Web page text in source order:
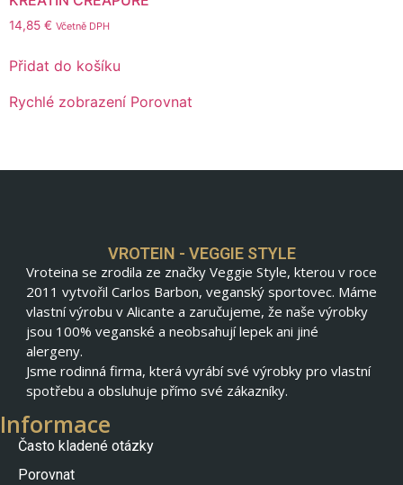
14,85 € Včetně DPH
Přidat do košíku
Rychlé zobrazení Porovnat
VROTEIN - VEGGIE STYLE
Vroteina se zrodila ze značky Veggie Style, kterou v roce
2011 vytvořil Carlos Barbon, veganský sportovec. Máme
vlastní výrobu v Alicante a zaručujeme, že naše výrobky
jsou 100% veganské a neobsahují lepek ani jiné
alergeny.
Jsme rodinná firma, která vyrábí své výrobky pro vlastní
spotřebu a obsluhuje přímo své zákazníky.
Informace
Často kladené otázky
Porovnat